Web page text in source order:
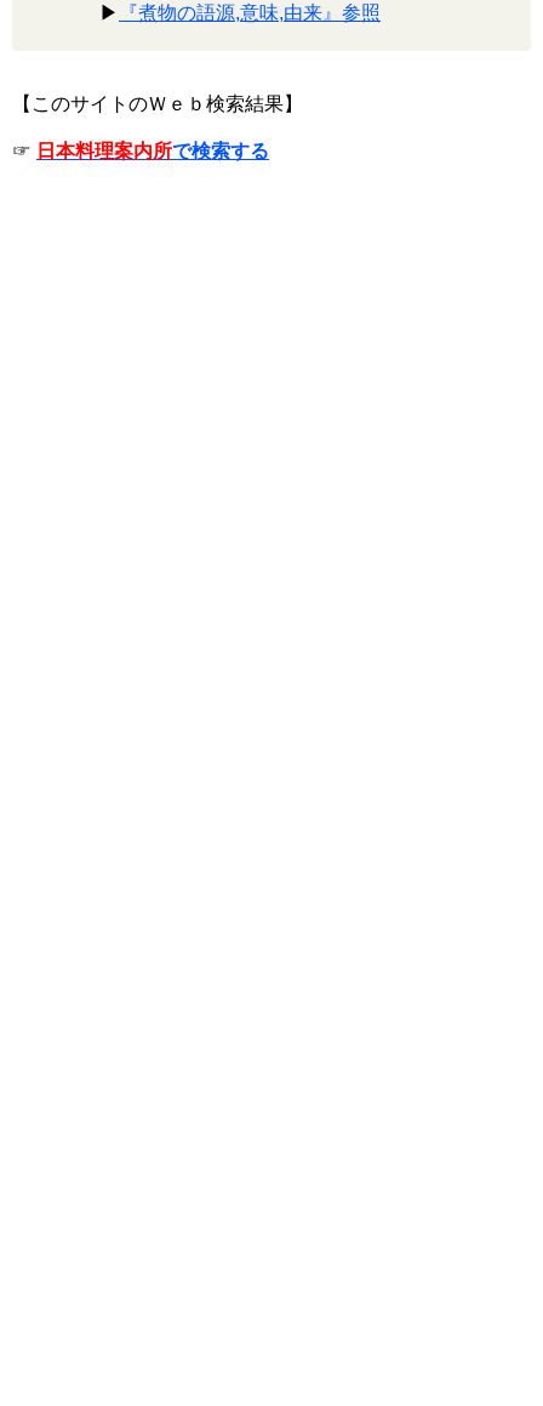
▶
『煮物の語源,意味,由来』参照
【このサイトのＷｅｂ検索結果】
☞ 日本料理案内所で検索する